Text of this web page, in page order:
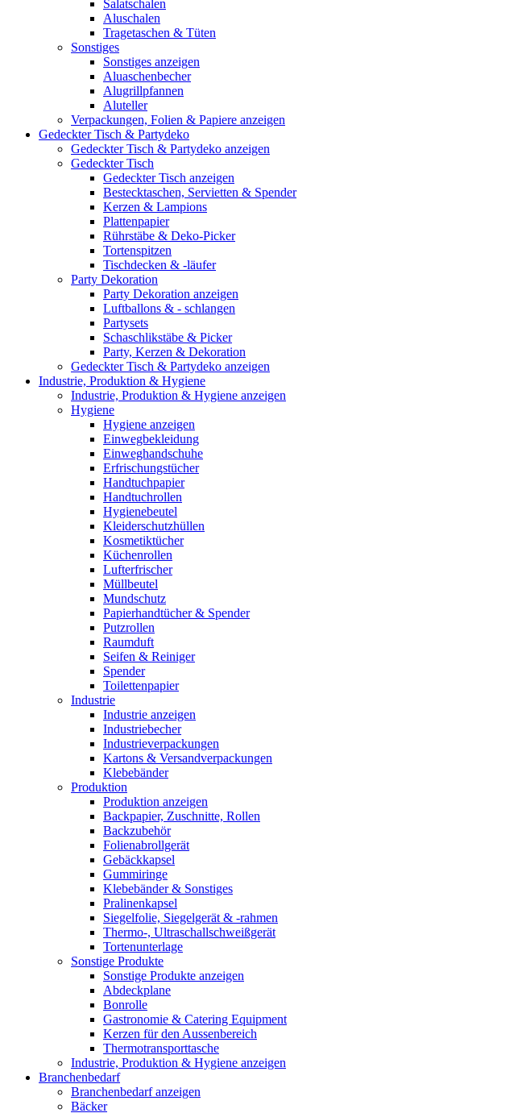
Salatschalen
Aluschalen
Tragetaschen & Tüten
Sonstiges
Sonstiges anzeigen
Aluaschenbecher
Alugrillpfannen
Aluteller
Verpackungen, Folien & Papiere anzeigen
Gedeckter Tisch & Partydeko
Gedeckter Tisch & Partydeko anzeigen
Gedeckter Tisch
Gedeckter Tisch anzeigen
Bestecktaschen, Servietten & Spender
Kerzen & Lampions
Plattenpapier
Rührstäbe & Deko-Picker
Tortenspitzen
Tischdecken & -läufer
Party Dekoration
Party Dekoration anzeigen
Luftballons & - schlangen
Partysets
Schaschlikstäbe & Picker
Party, Kerzen & Dekoration
Gedeckter Tisch & Partydeko anzeigen
Industrie, Produktion & Hygiene
Industrie, Produktion & Hygiene anzeigen
Hygiene
Hygiene anzeigen
Einwegbekleidung
Einweghandschuhe
Erfrischungstücher
Handtuchpapier
Handtuchrollen
Hygienebeutel
Kleiderschutzhüllen
Kosmetiktücher
Küchenrollen
Lufterfrischer
Müllbeutel
Mundschutz
Papierhandtücher & Spender
Putzrollen
Raumduft
Seifen & Reiniger
Spender
Toilettenpapier
Industrie
Industrie anzeigen
Industriebecher
Industrieverpackungen
Kartons & Versandverpackungen
Klebebänder
Produktion
Produktion anzeigen
Backpapier, Zuschnitte, Rollen
Backzubehör
Folienabrollgerät
Gebäckkapsel
Gummiringe
Klebebänder & Sonstiges
Pralinenkapsel
Siegelfolie, Siegelgerät & -rahmen
Thermo-, Ultraschallschweißgerät
Tortenunterlage
Sonstige Produkte
Sonstige Produkte anzeigen
Abdeckplane
Bonrolle
Gastronomie & Catering Equipment
Kerzen für den Aussenbereich
Thermotransporttasche
Industrie, Produktion & Hygiene anzeigen
Branchenbedarf
Branchenbedarf anzeigen
Bäcker